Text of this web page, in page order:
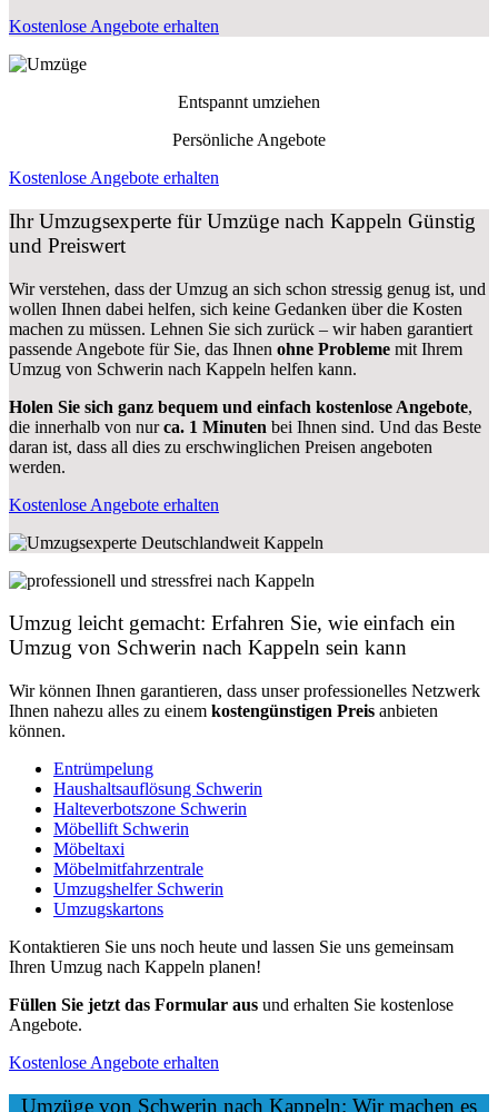
Kostenlose Angebote erhalten
Entspannt umziehen
Persönliche Angebote
Kostenlose Angebote erhalten
Ihr Umzugsexperte für Umzüge nach Kappeln Günstig
und Preiswert
Wir verstehen, dass der Umzug an sich schon stressig genug ist, und
wollen Ihnen dabei helfen, sich keine Gedanken über die Kosten
machen zu müssen. Lehnen Sie sich zurück – wir haben garantiert
passende Angebote für Sie, das Ihnen ohne Probleme mit Ihrem
Umzug von Schwerin nach Kappeln helfen kann.
Holen Sie sich ganz bequem und einfach kostenlose Angebote,
die innerhalb von nurca. 1 Minuten bei Ihnen sind. Und das Beste
daran ist, dass all dies zu erschwinglichen Preisen angeboten
werden.
Kostenlose Angebote erhalten
Umzug leicht gemacht: Erfahren Sie, wie einfach ein
Umzug von Schwerin nach Kappeln sein kann
Wir können Ihnen garantieren, dass unser professionelles Netzwerk
Ihnen nahezu alles zu einem kostengünstigen Preis anbieten
können.
Entrümpelung
Haushaltsauflösung Schwerin
Halteverbotszone Schwerin
Möbellift Schwerin
Möbeltaxi
Möbelmitfahrzentrale
Umzugshelfer Schwerin
Umzugskartons
Kontaktieren Sie uns noch heute und lassen Sie uns gemeinsam
Ihren Umzug nach Kappeln planen!
Füllen Sie jetzt das Formular aus und erhalten Sie kostenlose
Angebote.
Kostenlose Angebote erhalten
Umzüge von Schwerin nach Kappeln: Wir machen es